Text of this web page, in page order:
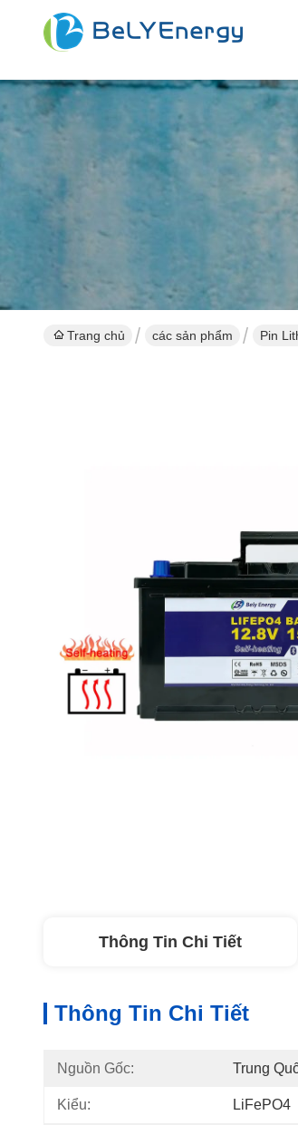
Trang chủ các sản phẩm Pin
Thông Tin Chi Tiết
Thông Tin Chi Tiết
Nguồn Gốc: Trung
Kiểu: LiFePO4